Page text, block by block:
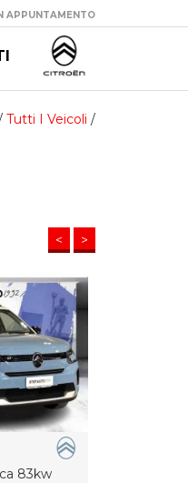
APPUNTAMENTO
Tutti I Veicoli /
< >
83kw